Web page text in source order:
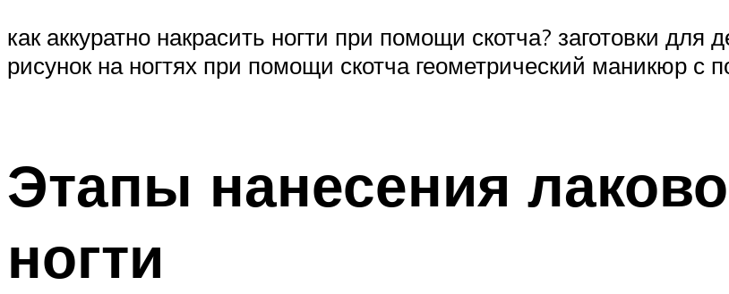
как аккуратно накрасить ногти при помощи скотча? заготовки
рисунок на ногтях при помощи скотча геометрический маникюр с
Этапы нанесения
ногти